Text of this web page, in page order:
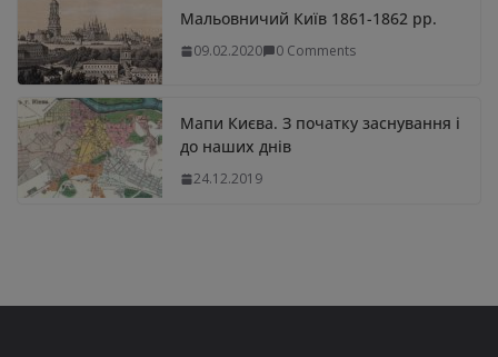
Мальовничий Київ 1861-1862 рр.
09.02.2020 0 Comments
Мапи Києва. З початку заснування і
до наших днів
24.12.2019